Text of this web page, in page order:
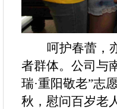
呵护春蕾，
者群体。公司与
瑞·重阳敬老”志
秋，慰问百岁老